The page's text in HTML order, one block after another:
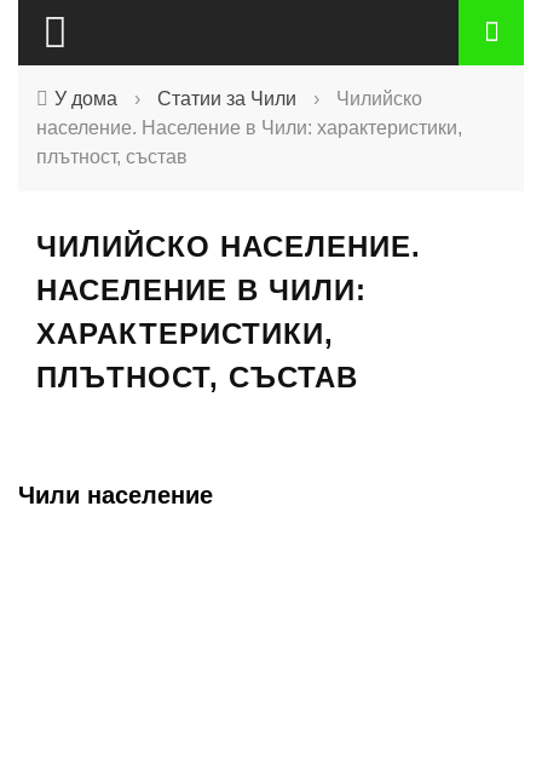
У дома › Статии за Чили ›
Чилийско
население. Население в Чили: характеристики,
плътност, състав
ЧИЛИЙСКО НАСЕЛЕНИЕ.
НАСЕЛЕНИЕ В ЧИЛИ:
ХАРАКТЕРИСТИКИ,
ПЛЪТНОСТ, СЪСТАВ
Чили население